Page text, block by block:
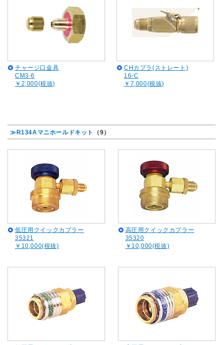
チャージ口金具
CM3-6
￥2,000(税抜)
CHカプラ(ストレート)
16-C
￥7,000(税抜)
≫R134Aマニホールドキット （9）
低圧用クイックカプラー
35321
￥10,000(税抜)
高圧用クイックカプラー
35320
￥10,000(税抜)